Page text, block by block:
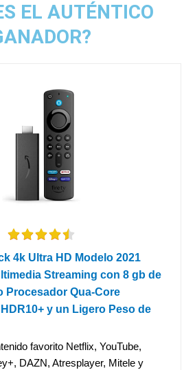
EL AUTÉNTICO
4k Ultra HD Modelo 2021
Streaming con 8 gb de
Procesador Qua-Core
y un Ligero Peso de
favorito Netflix, YouTube,
DAZN, Atresplayer, Mitele y